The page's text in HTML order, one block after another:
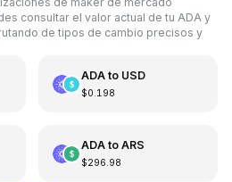
consultar el valor actual de tu ADA y
de tipos de cambio precisos y
ADAto USD
$0.198
ADAto ARS
$296.98